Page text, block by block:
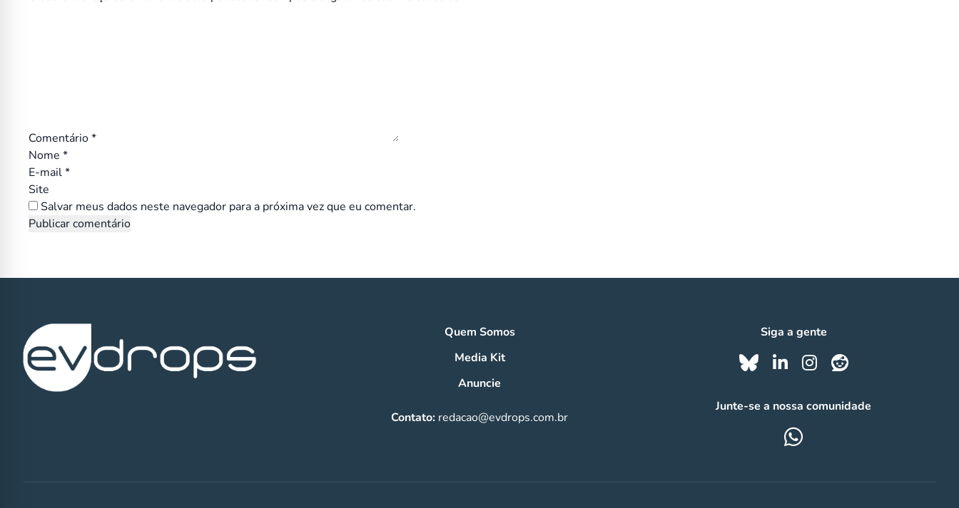
Comentário*
Nome *
E-mail*
Site
Salvar meus dados neste navegador para a próxima vez que eu comentar.
Quem Somos
Media Kit
Anuncie
Contato: redacao@evdrops.com.br
Siga a gente
Junte-se a nossa comunidade